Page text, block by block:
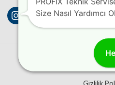
Instagram
Facebook
YouTube
2023
Size Nasıl Yardımcı